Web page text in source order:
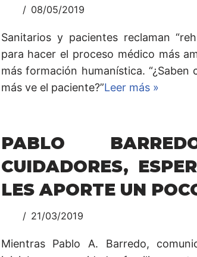
08/05/2019
Sanitarios y pacientes reclaman
para hacer el proceso médico más
más formación humanística.
más ve el paciente?”Leer más »
PABLO
CUIDADORES,
LES APORTE UN
21/03/2019
Mientras Pablo A. Barredo,